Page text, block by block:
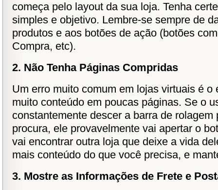
começa pelo layout da sua loja. Tenha
simples e objetivo. Lembre-se sempre de
produtos e aos botões de ação (botões
Compra, etc).
2. Não Tenha Páginas Compridas
Um erro muito comum em lojas virtuais é o
muito conteúdo em poucas páginas. Se o
constantemente descer a barra de rolagem
procura, ele provavelmente vai apertar o
vai encontrar outra loja que deixe a vida
mais conteúdo do que você precisa, e
3. Mostre as Informações de Frete e